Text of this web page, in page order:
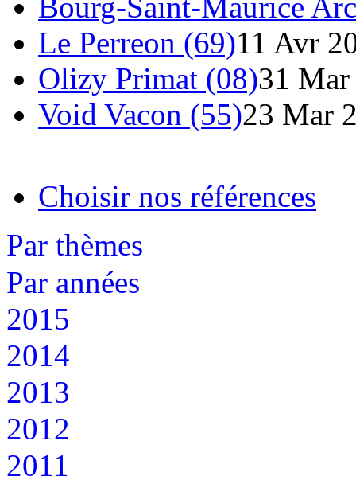
Bourg-Saint-Maurice
Le Perreon (69)11 Avr
Olizy Primat (08)31
Void Vacon (55)23 Mar
Choisir nos références
Par thèmes
Par années
2015
2014
2013
2012
2011